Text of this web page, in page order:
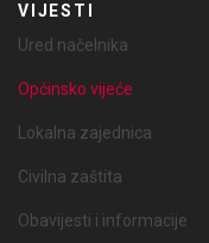
VIJESTI
Ured načelnika
Općinsko vijeće
Lokalna zajednica
Civilna zaštita
Obavijesti i informacije